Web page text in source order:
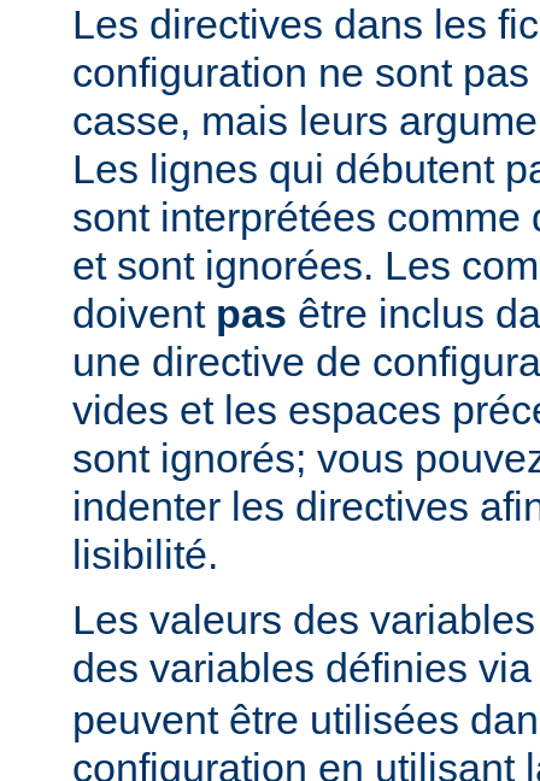
Les directives dans les
configuration ne sont
casse, mais leurs
Les lignes qui débutent
sont interprétées comme
et sont ignorées. Les
doivent pas être inclus
une directive de
vides et les espaces
sont ignorés; vous
indenter les directives
lisibilité.
Les valeurs des
des variables définies
peuvent être utilisées
configuration en utilisant